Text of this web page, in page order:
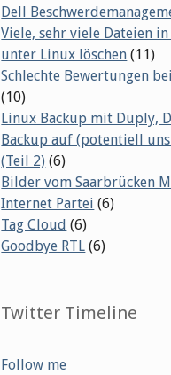
Dell
Viele, sehr viele Dateien
unter Linux löschen (11)
Schlechte Bewertungen
(10)
Linux Backup mit Duply,
Backup auf (potentiell
(Teil 2) (6)
Bilder vom Saarbrücken
Internet Partei (6)
Tag Cloud (6)
Goodbye RTL (6)
Twitter Timeline
Follow me